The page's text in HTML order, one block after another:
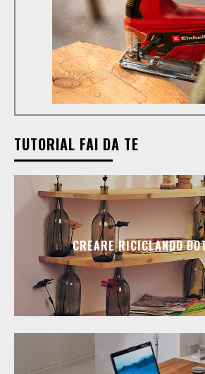
TUTORIAL FAI DA TE
CREARE RICICLANDO